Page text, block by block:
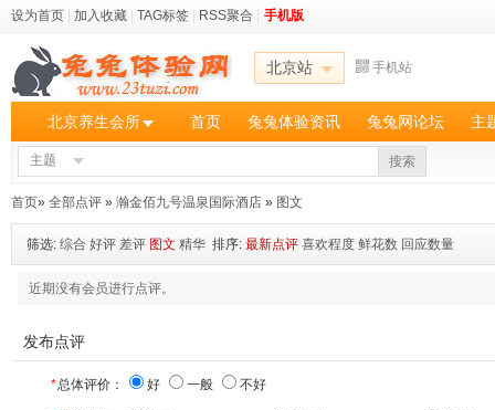
设为首页 加入收藏 TAG标签 RSS聚合 手机版
北京站 手机站
北京养生会所 首页 兔兔体验资讯 兔兔网论坛 主
主题 搜索
首页» 全部点评 » 瀚金佰九号温泉国际酒店 » 图文
筛选: 综合 好评 差评 图文 精华 排序: 最新点评 喜欢程度 鲜花数 回应数量
近期没有会员进行点评。
发布点评
*总体评价： 好 一般 不好